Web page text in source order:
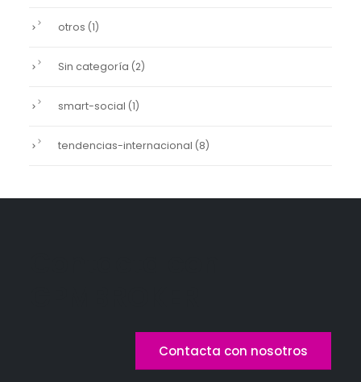
otros (1)
Sin categoría (2)
smart-social (1)
tendencias-internacional (8)
Contacta con nosotros